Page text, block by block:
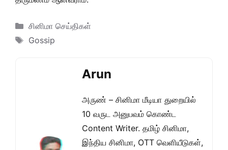
Categories
சினிமா செய்திகள்
Tags
Gossip
Arun
அருண் – சினிமா மீடியா துறையில்
10 வருட அனுபவம் கொண்ட
Content Writer. தமிழ் சினிமா,
இந்திய சினிமா, OTT வெளியீடுகள்,